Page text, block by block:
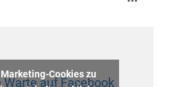
Warte auf Facebook
Cookies zu